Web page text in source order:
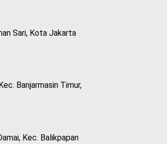
Sari, Kota Jakarta
Banjarmasin Timur,
Kec. Balikpapan